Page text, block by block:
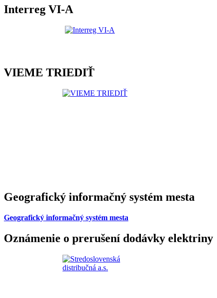
Interreg VI-A
VIEME TRIEDIŤ
Geografický informačný systém mesta
Geografický informačný systém mesta
Oznámenie o prerušení dodávky elektriny